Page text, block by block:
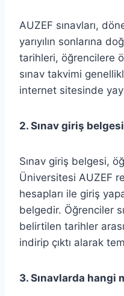
AUZEF sınavları,
yarıyılın sonlarına
tarihleri, öğrencilere
sınav takvimi
internet sitesinde
2. Sınav giriş belgesi
Sınav giriş belgesi,
Üniversitesi AUZEF
hesapları ile giriş
belgedir. Öğrenciler
belirtilen tarihler
indirip çıktı alarak
3. Sınavlarda hangi